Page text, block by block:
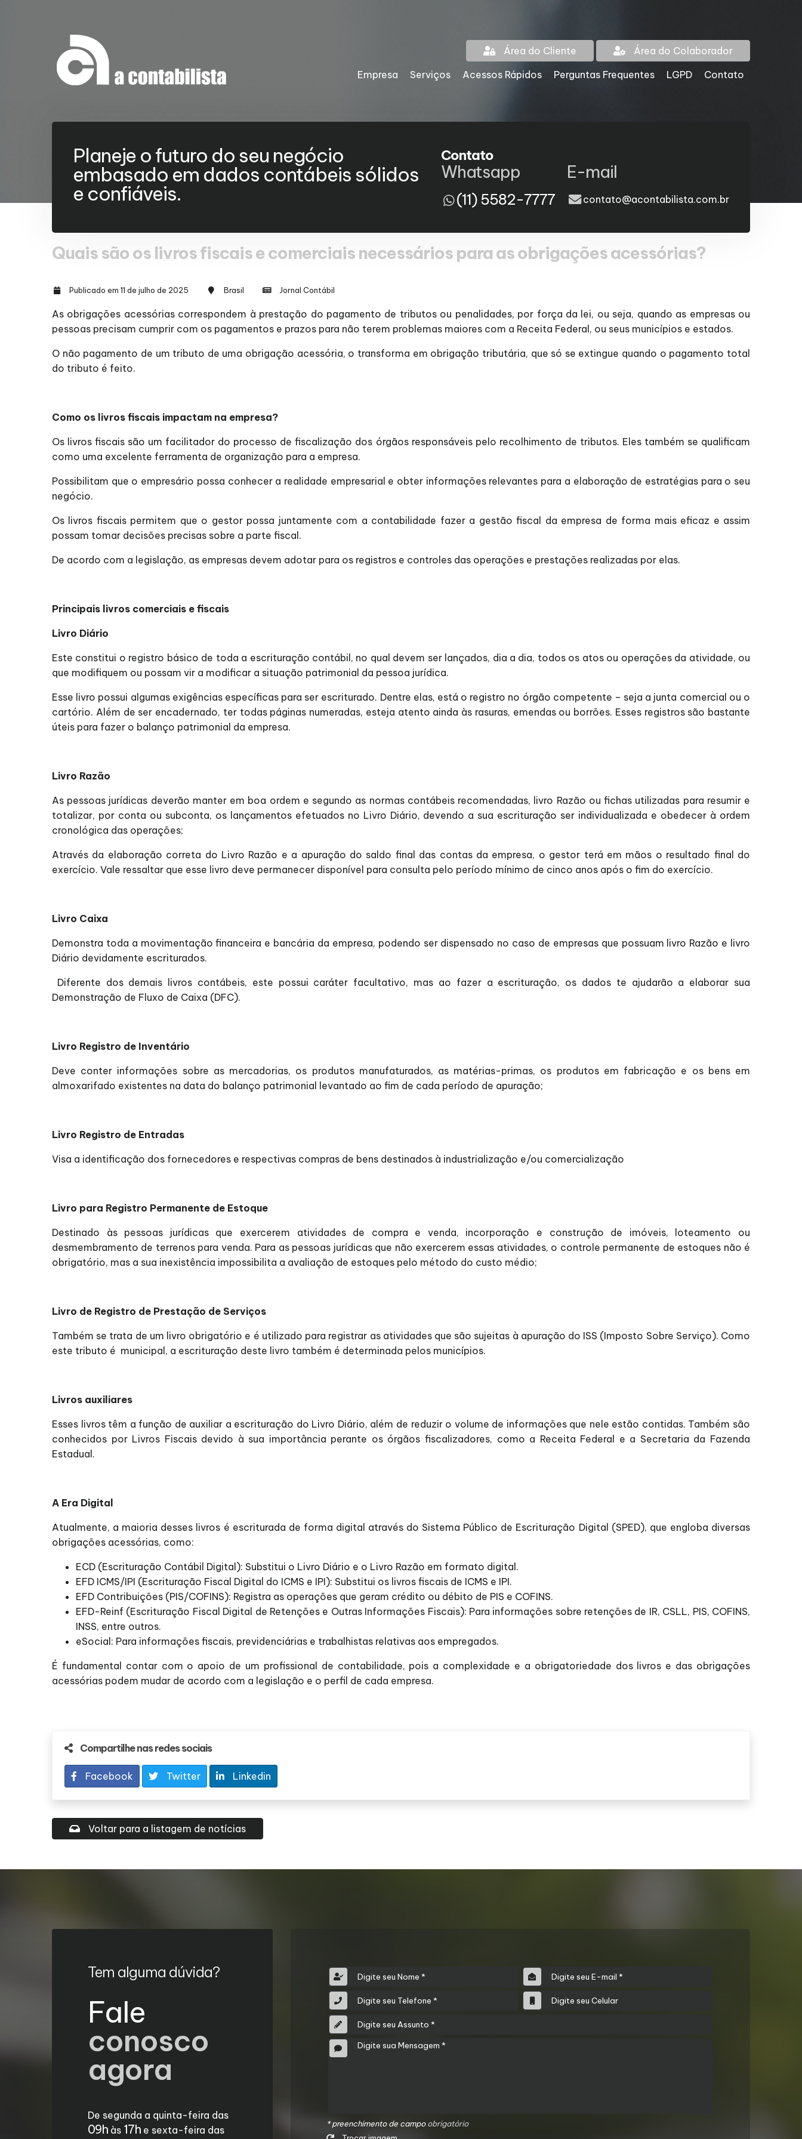
Área do Cliente
Área do Colaborador
Empresa
Serviços Acessos Rápidos Perguntas Frequentes LGPD Contato
Planeje o futuro do seu negócio
embasado em dados contábeis sólidos
e confiáveis.
Contato
Whatsapp
(11) 5582-7777
E-mail
contato@acontabilista.com.br
Quais são os livros fiscais e comerciais necessários para as obrigações acessórias?
Publicado em 11 de julho de 2025 Brasil Jornal Contábil
As obrigações acessórias correspondem à prestação do pagamento de tributos ou penalidades, por força da lei, ou seja, quando as empresas ou
pessoas precisam cumprir com os pagamentos e prazos para não terem problemas maiores com a Receita Federal, ou seus municípios e estados.
O não pagamento de um tributo de uma obrigação acessória, o transforma em obrigação tributária, que só se extingue quando o pagamento total
do tributo é feito.
Como os livros fiscais impactam na empresa?
Os livros fiscais são um facilitador do processo de fiscalização dos órgãos responsáveis pelo recolhimento de tributos. Eles também se qualificam
como uma excelente ferramenta de organização para a empresa.
Possibilitam que o empresário possa conhecer a realidade empresarial e obter informações relevantes para a elaboração de estratégias para o seu
negócio.
Os livros fiscais permitem que o gestor possa juntamente com a contabilidade fazer a gestão fiscal da empresa de forma mais eficaz e assim
possam tomar decisões precisas sobre a parte fiscal.
De acordo com a legislação, as empresas devem adotar para os registros e controles das operações e prestações realizadas por elas.
Principais livros comerciais e fiscais
Livro Diário
Este constitui o registro básico de toda a escrituração contábil, no qual devem ser lançados, dia a dia, todos os atos ou operações da atividade, ou
que modifiquem ou possam vir a modificar a situação patrimonial da pessoa jurídica.
Esse livro possui algumas exigências específicas para ser escriturado. Dentre elas, está o registro no órgão competente – seja a junta comercial ou o
cartório. Além de ser encadernado, ter todas páginas numeradas, esteja atento ainda às rasuras, emendas ou borrões. Esses registros são bastante
úteis para fazer o balanço patrimonial da empresa.
Livro Razão
As pessoas jurídicas deverão manter em boa ordem e segundo as normas contábeis recomendadas, livro Razão ou fichas utilizadas para resumir e
totalizar, por conta ou subconta, os lançamentos efetuados no Livro Diário, devendo a sua escrituração ser individualizada e obedecer à ordem
cronológica das operações;
Através da elaboração correta do Livro Razão e a apuração do saldo final das contas da empresa, o gestor terá em mãos o resultado final do
exercício. Vale ressaltar que esse livro deve permanecer disponível para consulta pelo período mínimo de cinco anos após o fim do exercício.
Livro Caixa
Demonstra toda a movimentação financeira e bancária da empresa, podendo ser dispensado no caso de empresas que possuam livro Razão e livro
Diário devidamente escriturados.
Diferente dos demais livros contábeis, este possui caráter facultativo, mas ao fazer a escrituração, os dados te ajudarão a elaborar sua
Demonstração de Fluxo de Caixa (DFC).
Livro Registro de Inventário
Deve conter informações sobre as mercadorias, os produtos manufaturados, as matérias-primas, os produtos em fabricação e os bens em
almoxarifado existentes na data do balanço patrimonial levantado ao fim de cada período de apuração;
Livro Registro de Entradas
Visa a identificação dos fornecedores e respectivas compras de bens destinados à industrialização e/ou comercialização
Livro para Registro Permanente de Estoque
Destinado às pessoas jurídicas que exercerem atividades de compra e venda, incorporação e construção de imóveis, loteamento ou
desmembramento de terrenos para venda. Para as pessoas jurídicas que não exercerem essas atividades, o controle permanente de estoques não é
obrigatório, mas a sua inexistência impossibilita a avaliação de estoques pelo método do custo médio;
Livro de Registro de Prestação de Serviços
Também se trata de um livro obrigatório e é utilizado para registrar as atividades que são sujeitas à apuração do ISS (Imposto Sobre Serviço). Como
este tributo é municipal, a escrituração deste livro também é determinada pelos municípios.
Livros auxiliares
Esses livros têm a função de auxiliar a escrituração do Livro Diário, além de reduzir o volume de informações que nele estão contidas. Também são
conhecidos por Livros Fiscais devido à sua importância perante os órgãos fiscalizadores, como a Receita Federal e a Secretaria da Fazenda
Estadual.
A Era Digital
Atualmente, a maioria desses livros é escriturada de forma digital através do Sistema Público de Escrituração Digital (SPED), que engloba diversas
obrigações acessórias, como:
ECD (Escrituração Contábil Digital): Substitui o Livro Diário e o Livro Razão em formato digital.
EFD ICMS/IPI (Escrituração Fiscal Digital do ICMS e IPI): Substitui os livros fiscais de ICMS e IPI.
EFD Contribuições (PIS/COFINS): Registra as operações que geram crédito ou débito de PIS e COFINS.
EFD-Reinf (Escrituração Fiscal Digital de Retenções e Outras Informações Fiscais): Para informações sobre retenções de IR, CSLL, PIS, COFINS,
INSS, entre outros.
eSocial: Para informações fiscais, previdenciárias e trabalhistas relativas aos empregados.
É fundamental contar com o apoio de um profissional de contabilidade, pois a complexidade e a obrigatoriedade dos livros e das obrigações
acessórias podem mudar de acordo com a legislação e o perfil de cada empresa.
Compartilhe nas redes sociais
Facebook Twitter Linkedin
Voltar para a listagem de notícias
Tem alguma dúvida?
Fale
conosco
agora
De segunda a quinta-feira das
09h às 17h e sexta-feira das
* preenchimento de campoobrigatório